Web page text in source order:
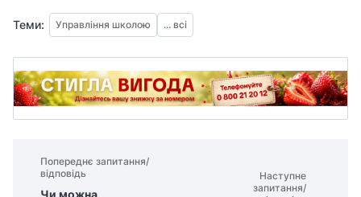
Теми: Управління школою ... всі
Попереднє запитання/
відповідь
Чи можна
Наступне
запитання/